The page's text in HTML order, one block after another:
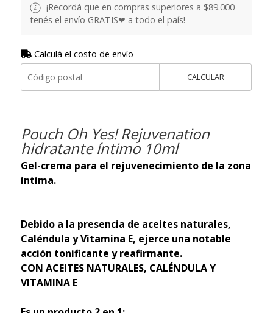
¡Recordá que en compras superiores a $89.000
tenés el envío GRATIS❤ a todo el país!
Calculá el costo de envío
CALCULAR
Pouch Oh Yes! Rejuvenation
hidratante íntimo 10ml
Gel-crema para el rejuvenecimiento de la zona
íntima.
Debido a la presencia de aceites naturales,
Caléndula y Vitamina E, ejerce una notable
acción tonificante y reafirmante.
CON ACEITES NATURALES, CALÉNDULA Y
VITAMINA E